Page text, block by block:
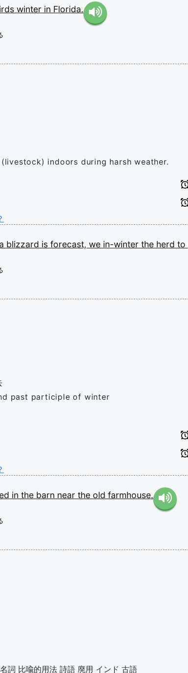
winter in Florida.
indoors during harsh weather.
a blizzard is forecast, we in-winter the herd to
past participle of winter
in the barn near the old farmhouse.
詞 比喩的用法 詩語 廃用 インド 古語